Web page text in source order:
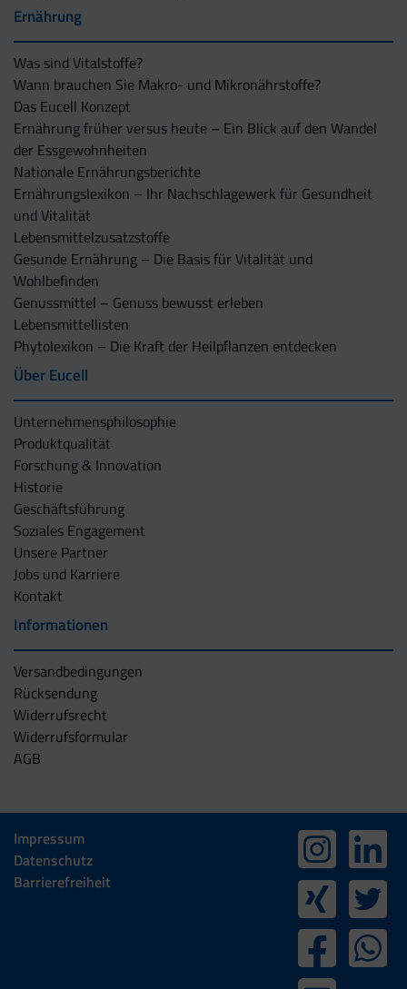
Ernährung
Was sind Vitalstoffe?
Wann brauchen Sie Makro- und Mikronährstoffe?
Das Eucell Konzept
Ernährung früher versus heute – Ein Blick auf den Wandel
der Essgewohnheiten
Nationale Ernährungsberichte
Ernährungslexikon – Ihr Nachschlagewerk für Gesundheit
und Vitalität
Lebensmittelzusatzstoffe
Gesunde Ernährung – Die Basis für Vitalität und
Wohlbefinden
Genussmittel – Genuss bewusst erleben
Lebensmittellisten
Phytolexikon – Die Kraft der Heilpflanzen entdecken
Über Eucell
Unternehmens­philosophie
Produktqualität
Forschung & Innovation
Historie
Geschäftsführung
Soziales Engagement
Unsere Partner
Jobs und Karriere
Kontakt
Informationen
Versandbedingungen
Rücksendung
Widerrufsrecht
Widerrufsformular
AGB
Impressum
Datenschutz
Barrierefreiheit